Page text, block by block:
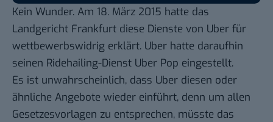
Kein Wunder. Am 18. März 2015 hatte das
Landgericht Frankfurt diese Dienste von Uber für
wettbewerbswidrig erklärt. Uber hatte daraufhin
seinen Ridehailing-Dienst Uber Pop eingestellt.
Es ist unwahrscheinlich, dass Uber diesen oder
ähnliche Angebote wieder einführt, denn um allen
Gesetzesvorlagen zu entsprechen, müsste das